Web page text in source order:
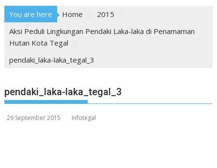
You are here Home
2015
Aksi Peduli Lingkungan Pendaki Laka-laka di Penamaman
Hutan Kota Tegal
pendaki_laka-laka_tegal_3
pendaki_laka-laka_tegal_3
29 September 2015 infotegal